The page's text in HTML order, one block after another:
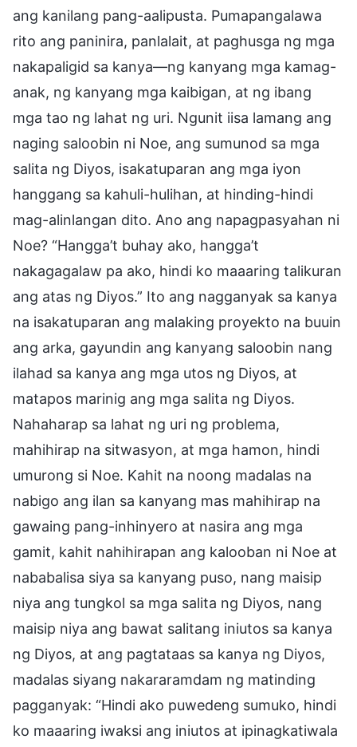
ang kanilang pang-aalipusta. Pumapangalawa
rito ang paninira, panlalait, at paghusga ng mga
nakapaligid sa kanya—ng kanyang mga kamag-
anak, ng kanyang mga kaibigan, at ng ibang
mga tao ng lahat ng uri. Ngunit iisa lamang ang
naging saloobin ni Noe, ang sumunod sa mga
salita ng Diyos, isakatuparan ang mga iyon
hanggang sa kahuli-hulihan, at hinding-hindi
mag-alinlangan dito. Ano ang napagpasyahan ni
Noe? “Hangga’t buhay ako, hangga’t
nakagagalaw pa ako, hindi ko maaaring talikuran
ang atas ng Diyos.” Ito ang nagganyak sa kanya
na isakatuparan ang malaking proyekto na buuin
ang arka, gayundin ang kanyang saloobin nang
ilahad sa kanya ang mga utos ng Diyos, at
matapos marinig ang mga salita ng Diyos.
Nahaharap sa lahat ng uri ng problema,
mahihirap na sitwasyon, at mga hamon, hindi
umurong si Noe. Kahit na noong madalas na
nabigo ang ilan sa kanyang mas mahihirap na
gawaing pang-inhinyero at nasira ang mga
gamit, kahit nahihirapan ang kalooban ni Noe at
nababalisa siya sa kanyang puso, nang maisip
niya ang tungkol sa mga salita ng Diyos, nang
maisip niya ang bawat salitang iniutos sa kanya
ng Diyos, at ang pagtataas sa kanya ng Diyos,
madalas siyang nakararamdam ng matinding
pagganyak: “Hindi ako puwedeng sumuko, hindi
ko maaaring iwaksi ang iniutos at ipinagkatiwala